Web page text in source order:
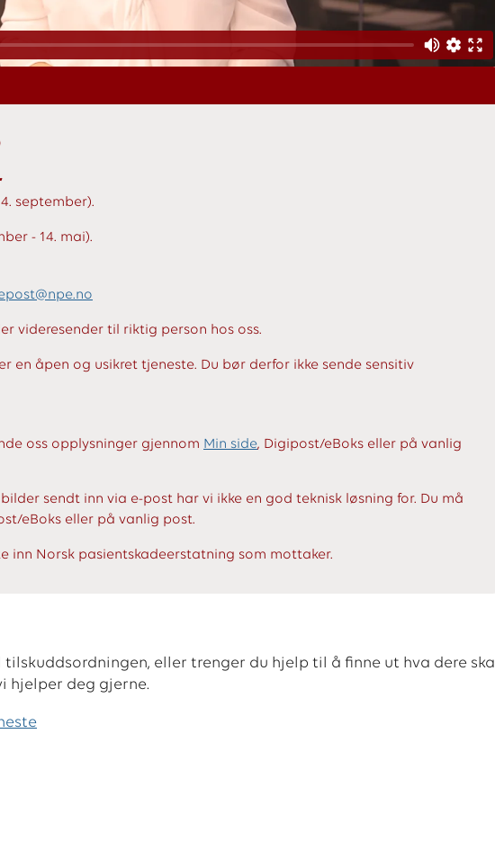
september).
- 14. mai).
videresender til riktig person hos oss.
åpen og usikret tjeneste. Du bør derfor ikke sende sensitiv
oss opplysninger gjennom Min side, Digipost/eBoks eller på vanlig
sendt inn via e-post har vi ikke en god teknisk løsning for. Du må
eBoks eller på vanlig post.
inn Norsk pasientskadeerstatning som mottaker.
eller trenger du hjelp til å finne ut hva dere skal
hjelper deg gjerne.